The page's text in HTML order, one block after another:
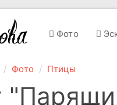
Фото
Фото Птицы